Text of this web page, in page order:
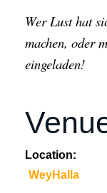
Wer Lust hat
machen, oder
eingeladen!
Location:
WeyHalla